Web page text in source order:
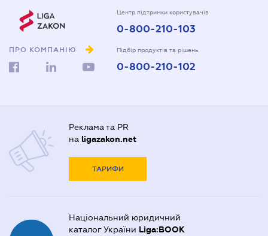
ПРО КОМПАНІЮ
Центр підтримки користувачів
0-800-210-103
Підбір продуктів та рішень
0-800-210-102
Реклама та PR
на ligazakon.net
ТАРИФИ
Національний юридичний
каталог України Liga:BOOK